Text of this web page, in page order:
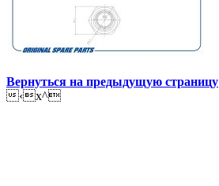
Вернуться на предыдущую страницу
‹x^